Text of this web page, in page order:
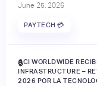
June 25, 2026
PAYTECH 💳
ACI WORLDWIDE
INFRASTRUCTURE –
2026 POR LA
🔒